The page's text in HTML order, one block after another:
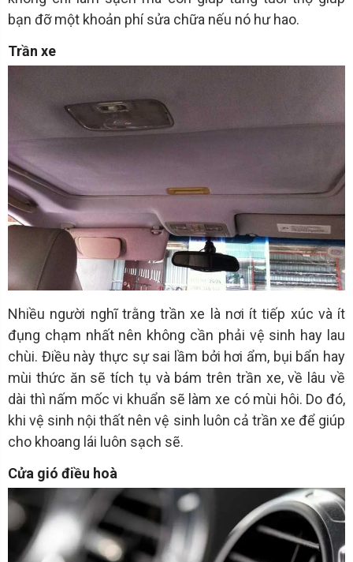
bạn đỡ một khoản phí sửa chữa nếu nó hư hao.
Trần xe
Nhiều người nghĩ trằng trần xe là nơi ít tiếp xúc và ít
đụng chạm nhất nên không cần phải vệ sinh hay lau
chùi. Điều này thực sự sai lầm bởi hơi ẩm, bụi bẩn hay
mùi thức ăn sẽ tích tụ và bám trên trần xe, về lâu về
dài thì nấm mốc vi khuẩn sẽ làm xe có mùi hôi. Do đó,
khi vệ sinh nội thất nên vệ sinh luôn cả trần xe để giúp
cho khoang lái luôn sạch sẽ.
Cửa gió điều hoà